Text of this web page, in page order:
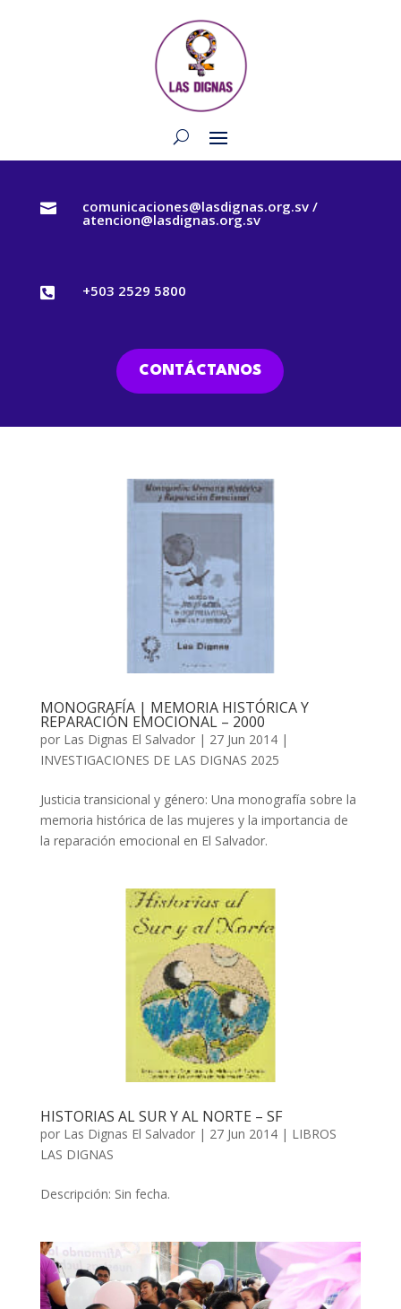
 comunicaciones@lasdignas.org.sv /
atencion@lasdignas.org.sv
 +503 2529 5800
CONTÁCTANOS
MONOGRAFÍA | MEMORIA HISTÓRICA Y
REPARACIÓN EMOCIONAL – 2000
por Las Dignas El Salvador| 27 Jun 2014|
INVESTIGACIONES DE LAS DIGNAS 2025
Justicia transicional y género: Una monografía sobre la
memoria histórica de las mujeres y la importancia de
la reparación emocional en El Salvador.
HISTORIAS AL SUR Y AL NORTE – SF
por Las Dignas El Salvador| 27 Jun 2014| LIBROS
LAS DIGNAS
Descripción: Sin fecha.